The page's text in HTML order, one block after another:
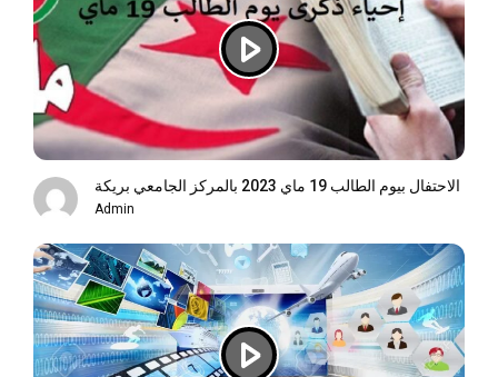
الاحتفال بيوم الطالب 19 ماي 2023 بالمركز الجامعي بريكة
Admin